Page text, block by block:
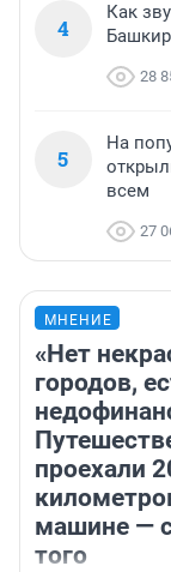
4
Как
28
5
На
всем
27
МНЕНИЕ
«Нет
городов,
проехали
машине —
того